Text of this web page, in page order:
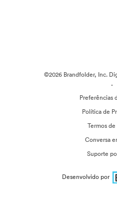
©2026 Brandfolder, Inc.
·
Preferências
Política de
Termos
Conversa
Suporte
Desenvolvido por